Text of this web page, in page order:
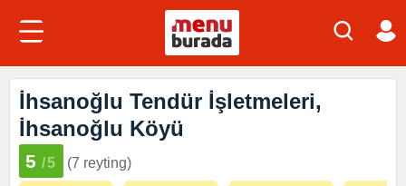
İhsanoğlu Tendür İşletmeleri,
İhsanoğlu Köyü
5 /5 (7 reyting)